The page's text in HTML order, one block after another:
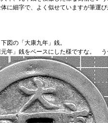
に細字で、よく似せていますが筆運
図の「大康九年」銭。
元年」銭をベースにした様ですな。